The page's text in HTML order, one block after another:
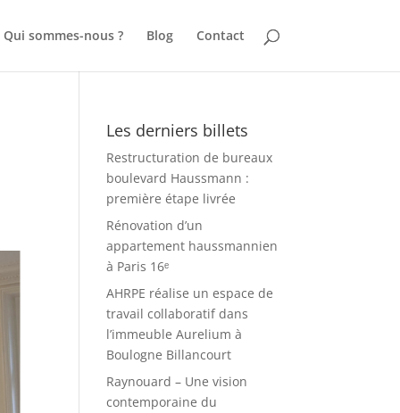
Qui sommes-nous ? Blog Contact
Les derniers billets
Restructuration de bureaux
boulevard Haussmann :
première étape livrée
Rénovation d’un
appartement haussmannien
à Paris 16ᵉ
AHRPE réalise un espace de
travail collaboratif dans
l’immeuble Aurelium à
Boulogne Billancourt
Raynouard – Une vision
contemporaine du